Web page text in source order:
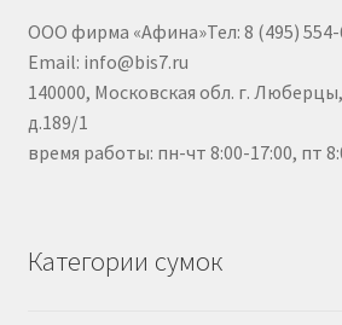
ООО фирма «Афина»Тел: 8 (495) 554-
Email: info@bis7.ru
140000, Московская обл. г.
д.189/1
время работы: пн-чт 8:00-17:00, пт
Категории сумок